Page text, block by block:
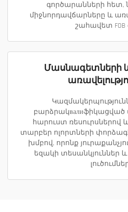
գործարանների հետ,
միջնորդավճարները և
շահավետ FOB
Մասնագետների
հարուստ ռեսուրսներով
տարբեր ոլորտների
խմբով, որոնք
եզակի տեսանկյուններ